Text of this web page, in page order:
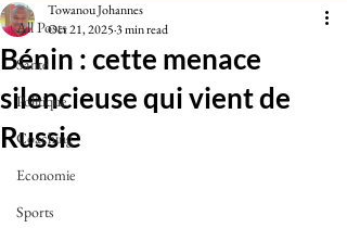
All Posts
Santé
Politique
Coaching
Economie
Sports
Bénin : cette menace
silencieuse qui vient de
Russie
Towanou Johannes
Oct 21, 20253 min read